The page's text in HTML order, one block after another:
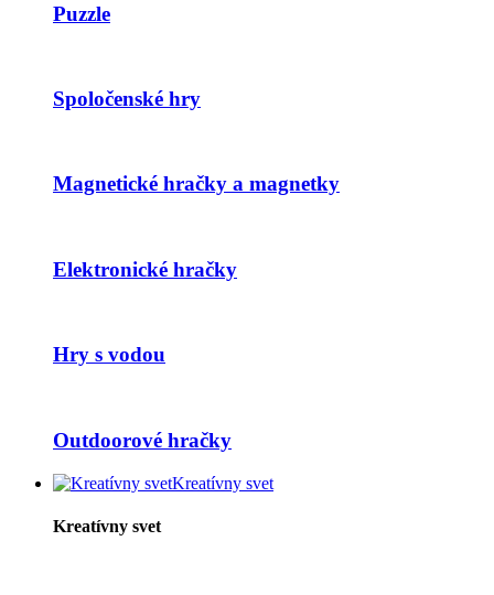
Puzzle
Spoločenské hry
Magnetické hračky a magnetky
Elektronické hračky
Hry s vodou
Outdoorové hračky
Kreatívny svet
Kreatívny svet